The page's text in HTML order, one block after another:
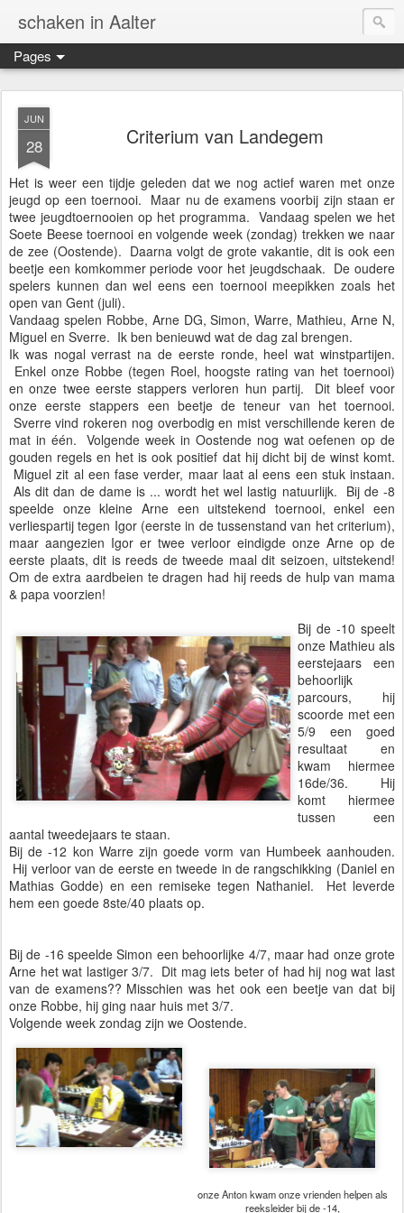
schaken in Aalter
Pages
JUN
28 Criterium van Landegem
Het is weer een tijdje geleden dat we nog actief waren met onze
jeugd op een toernooi. Maar nu de examens voorbij zijn staan er
twee jeugdtoernooien op het programma. Vandaag spelen we het
Soete Beese toernooi en volgende week (zondag) trekken we naar
de zee (Oostende). Daarna volgt de grote vakantie, dit is ook een
beetje een komkommer periode voor het jeugdschaak. De oudere
spelers kunnen dan wel eens een toernooi meepikken zoals het
open van Gent (juli).
Vandaag spelen Robbe, Arne DG, Simon, Warre, Mathieu, Arne N,
Miguel en Sverre. Ik ben benieuwd wat de dag zal brengen.
Ik was nogal verrast na de eerste ronde, heel wat winstpartijen.
Enkel onze Robbe (tegen Roel, hoogste rating van het toernooi)
en onze twee eerste stappers verloren hun partij. Dit bleef voor
onze eerste stappers een beetje de teneur van het toernooi.
Sverre vind rokeren nog overbodig en mist verschillende keren de
mat in één. Volgende week in Oostende nog wat oefenen op de
gouden regels en het is ook positief dat hij dicht bij de winst komt.
Miguel zit al een fase verder, maar laat al eens een stuk instaan.
Als dit dan de dame is ... wordt het wel lastig natuurlijk. Bij de -8
speelde onze kleine Arne een uitstekend toernooi, enkel een
verliespartij tegen Igor (eerste in de tussenstand van het criterium),
maar aangezien Igor er twee verloor eindigde onze Arne op de
eerste plaats, dit is reeds de tweede maal dit seizoen, uitstekend!
Om de extra aardbeien te dragen had hij reeds de hulp van mama
& papa voorzien!
Bij de -10 speelt
onze Mathieu als
eerstejaars een
behoorlijk
parcours, hij
scoorde met een
5/9 een goed
resultaat en
kwam hiermee
16de/36. Hij
komt hiermee
tussen een
aantal tweedejaars te staan.
Bij de -12 kon Warre zijn goede vorm van Humbeek aanhouden.
Hij verloor van de eerste en tweede in de rangschikking (Daniel en
Mathias Godde) en een remiseke tegen Nathaniel. Het leverde
hem een goede 8ste/40 plaats op.
Bij de -16 speelde Simon een behoorlijke 4/7, maar had onze grote
Arne het wat lastiger 3/7. Dit mag iets beter of had hij nog wat last
van de examens?? Misschien was het ook een beetje van dat bij
onze Robbe, hij ging naar huis met 3/7.
Volgende week zondag zijn we Oostende.
onze Anton kwam onze vrienden helpen als
reeksleider bij de -14,